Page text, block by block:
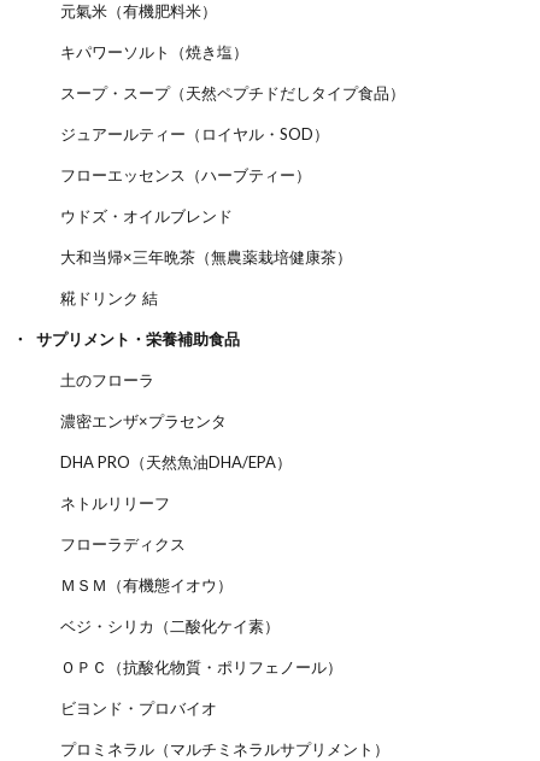
元氣米（有機肥料米）
キパワーソルト（焼き塩）
スープ・スープ（天然ペプチドだしタイプ食品）
ジュアールティー（ロイヤル・SOD）
フローエッセンス（ハーブティー）
ウドズ・オイルブレンド
大和当帰×三年晩茶（無農薬栽培健康茶）
糀ドリンク 結
サプリメント・栄養補助食品
土のフローラ
濃密エンザ×プラセンタ
DHA PRO（天然魚油DHA/EPA）
ネトルリリーフ
フローラディクス
ＭＳＭ（有機態イオウ）
ベジ・シリカ（二酸化ケイ素）
ＯＰＣ（抗酸化物質・ポリフェノール）
ビヨンド・プロバイオ
プロミネラル（マルチミネラルサプリメント）